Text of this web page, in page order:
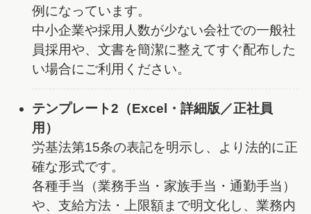
例になっています。
中小企業や採用人数が少ない会社での一般社
員採用や、文書を簡潔に整えてすぐ配布した
い場合にご利用ください。
テンプレート2（Excel・詳細版／正社員
用）
労基法第15条の表記を明示し、より法的に正
確な形式です。
各種手当（業務手当・家族手当・通勤手当）
や、支給方法・上限額まで明文化し、業務内